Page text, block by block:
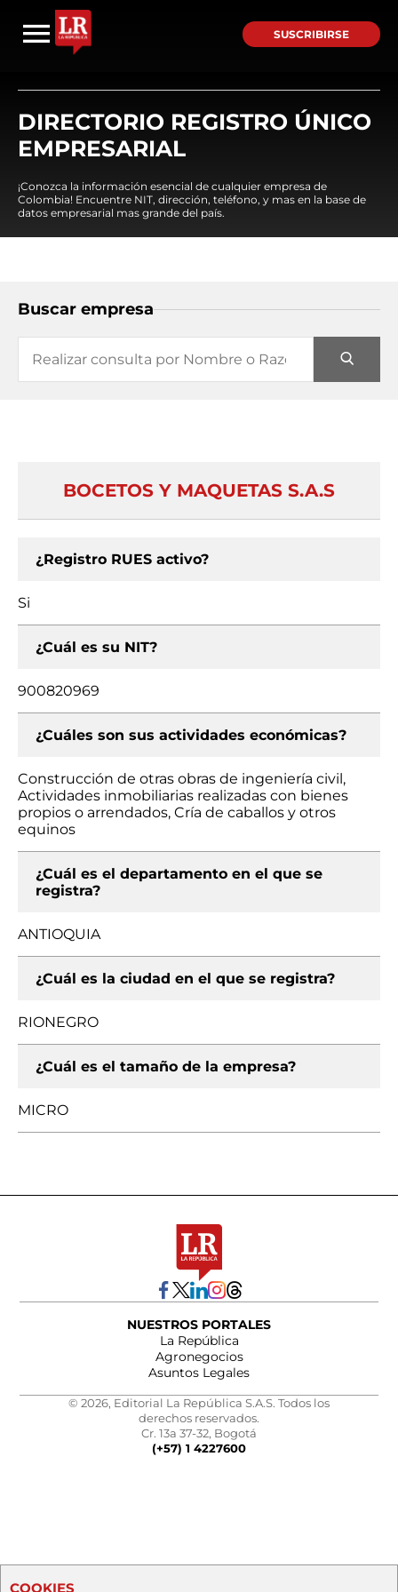
SUSCRIBIRSE
DIRECTORIO REGISTRO ÚNICO
EMPRESARIAL
¡Conozca la información esencial de cualquier empresa de
Colombia! Encuentre NIT, dirección, teléfono, y mas en la base de
datos empresarial mas grande del país.
Buscar empresa
BOCETOS Y MAQUETAS S.A.S
¿Registro RUES activo?
Si
¿Cuál es su NIT?
900820969
¿Cuáles son sus actividades económicas?
Construcción de otras obras de ingeniería civil,
Actividades inmobiliarias realizadas con bienes
propios o arrendados, Cría de caballos y otros
equinos
¿Cuál es el departamento en el que se
registra?
ANTIOQUIA
¿Cuál es la ciudad en el que se registra?
RIONEGRO
¿Cuál es el tamaño de la empresa?
MICRO
NUESTROS PORTALES
La República
Agronegocios
Asuntos Legales
© 2026, Editorial La República S.A.S. Todos los
derechos reservados.
Cr. 13a 37-32, Bogotá
(+57) 1 4227600
COOKIES